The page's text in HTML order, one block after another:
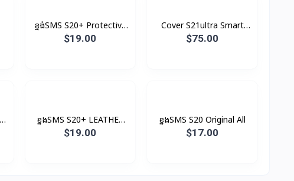
ខ្នង់SMS S20+ Protective
Original
$19.00
Cover S21ultra Smart
Clear View With S-Pen
$75.00
ខ្នងSMS S20+ LEATHER
COVER Original
$19.00
ខ្នងSMS S20 Original All
$17.00